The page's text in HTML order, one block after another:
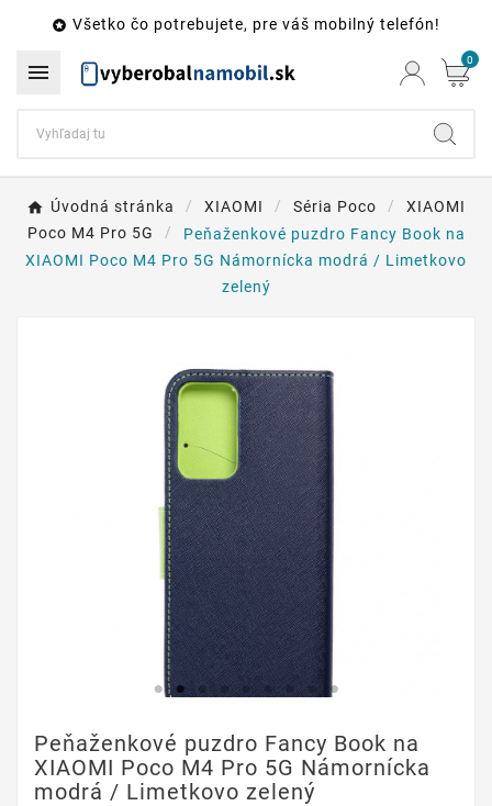
 Všetko čo potrebujete, pre váš mobilný telefón!
 0
Úvodná stránka XIAOMI Séria Poco
XIAOMI
Poco M4 Pro 5G
Peňaženkové puzdro Fancy Book na
XIAOMI Poco M4 Pro 5G Námornícka modrá / Limetkovo
zelený
Peňaženkové puzdro Fancy Book na
XIAOMI Poco M4 Pro 5G Námornícka
modrá / Limetkovo zelený